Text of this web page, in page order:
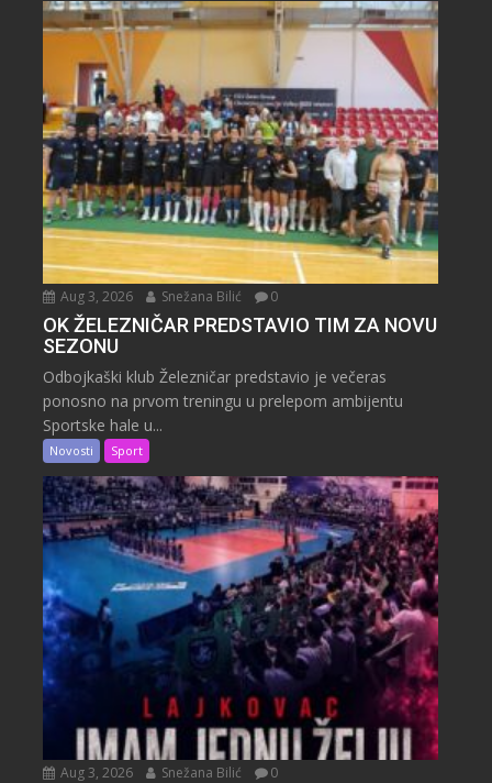
Aug 3, 2026 Snežana Bilić 0
OK ŽELEZNIČAR PREDSTAVIO TIM ZA NOVU
SEZONU
Odbojkaški klub Železničar predstavio je večeras
ponosno na prvom treningu u prelepom ambijentu
Sportske hale u...
Novosti Sport
Aug 3, 2026 Snežana Bilić 0